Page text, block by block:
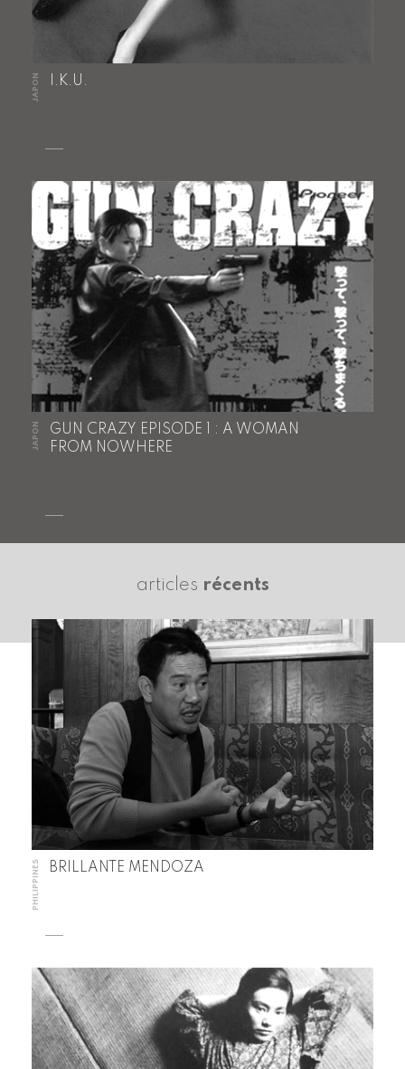
JAPON I.K.U.
JAPON
GUN CRAZY EPISODE 1 : A WOMAN
FROM NOWHERE
articles récents
PHILIPPINES BRILLANTE MENDOZA